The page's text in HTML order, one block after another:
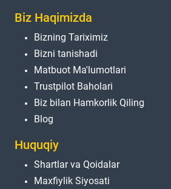
Biz Haqimizda
Bizning Tariximiz
Bizni tanishadi
Matbuot Ma'lumotlari
Trustpilot Baholari
Biz bilan Hamkorlik Qiling
Blog
Huquqiy
Shartlar va Qoidalar
Maxfiylik Siyosati